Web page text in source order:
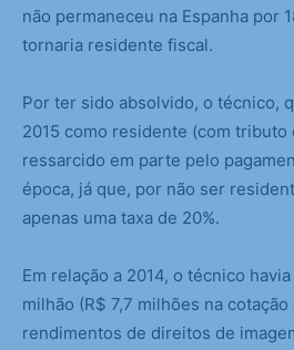
não permaneceu na Espanha por
tornaria residente fiscal.
Por ter sido absolvido, o técnico,
2015 como residente (com tributo
ressarcido em parte pelo
época, já que, por não ser
apenas uma taxa de 20%.
Em relação a 2014, o técnico
milhão (R$ 7,7 milhões na
rendimentos de direitos de